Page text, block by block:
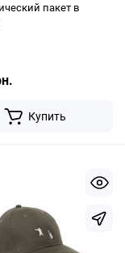
пакет в
Купить